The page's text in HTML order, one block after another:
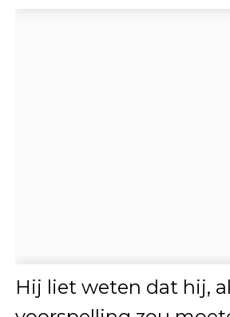
Hij liet weten dat hij,